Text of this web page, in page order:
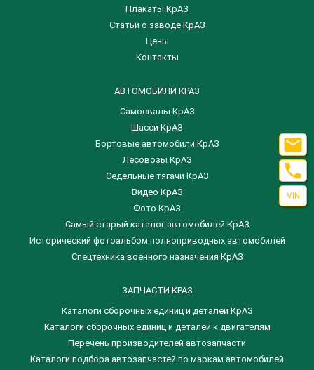
Плакаты КрАЗ
Статьи о заводе КрАЗ
Цены
Контакты
АВТОМОБИЛИ КРАЗ
Самосвалы КрАЗ
Шасси КрАЗ
Бортовые автомобили КрАЗ
Лесовозы КрАЗ
Седельные тягачи КрАЗ
Видео КрАЗ
Фото КрАЗ
Самый старый каталог автомобилей КрАЗ
Исторический фотоальбом полноприводных автомобилей
Спецтехника военного назначения КрАЗ
ЗАПЧАСТИ КРАЗ
Каталоги сборочных единиц и деталей КрАЗ
​Каталоги сборочных единиц и деталей к двигателям
Перечень производителей автозапчасти
Каталоги подбора автозапчастей по маркам автомобилей


VIN